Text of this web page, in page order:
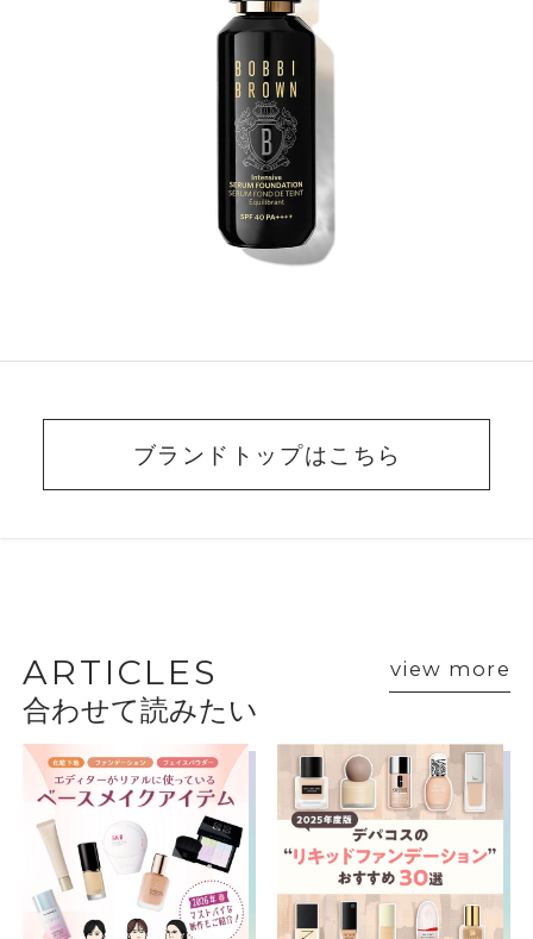
ブランドトップはこちら
VOICE
ショップスタッフ・ブランド担当者のおすす
めをご紹介
ARTICLES view more
合わせて読みたい